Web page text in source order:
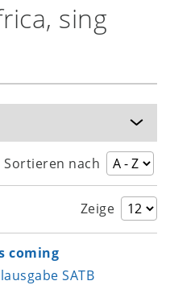
sing
Sortieren nach
Zeige
coming
SATB